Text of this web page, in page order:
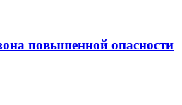
повышенной опасности